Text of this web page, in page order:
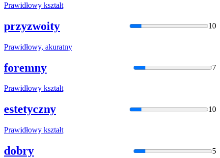
Prawidłowy kształt
przyzwoity 10
Prawidłowy, akuratny
foremny 7
Prawidłowy kształt
estetyczny 10
Prawidłowy kształt
dobry 5